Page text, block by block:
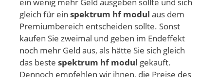
gleich für ein spektrum hf modul aus dem
Premiumbereich entscheiden sollte. Sonst
kaufen Sie zweimal und geben im Endeffekt
noch mehr Geld aus, als hätte Sie sich gleich
das beste spektrum hf modul gekauft.
Dennoch empfehlen wir ihnen, die Preise des